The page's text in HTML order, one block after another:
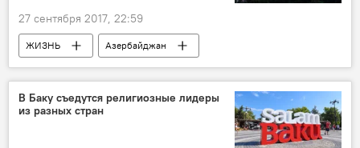
27 сентября 2017, 22:59
ЖИЗНЬ
Азербайджан
ТЕХНОЛОГИИ
Новости
Экономика
Хикмет Мустафаев
Государственный комитет по имущественным вопросам (ГКИВ)
Государственная служба регистрации недвижимого имущества (ГСРНИ)
В Баку съедутся религиозные лидеры
из разных стран